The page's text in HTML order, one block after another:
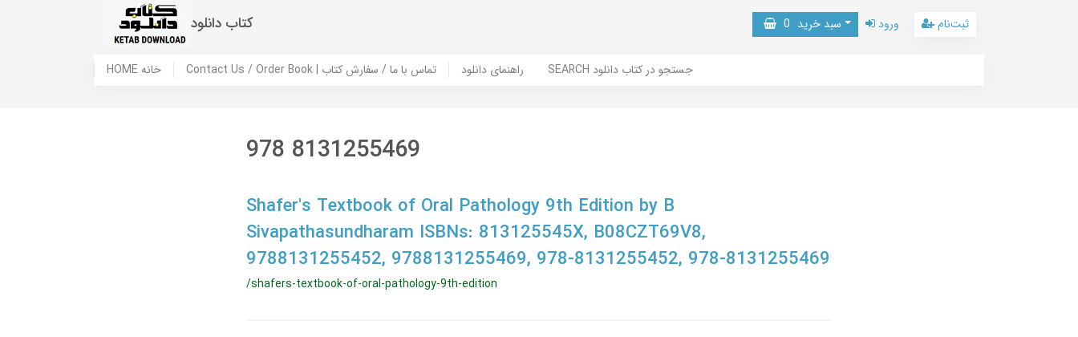
کتاب دانلود سبد خرید 0 ورود ثبت‌نام
HOME خانه Contact Us / Order Book | تماس با ما / سفارش کتاب راهنمای دانلود SEARCH جستجو در کتاب دانلود
978 8131255469
Shafer's Textbook of Oral Pathology 9th Edition by B
Sivapathasundharam ISBNs: 813125545X, B08CZT69V8,
9788131255452, 9788131255469, 978-8131255452, 978-8131255469
/shafers-textbook-of-oral-pathology-9th-edition